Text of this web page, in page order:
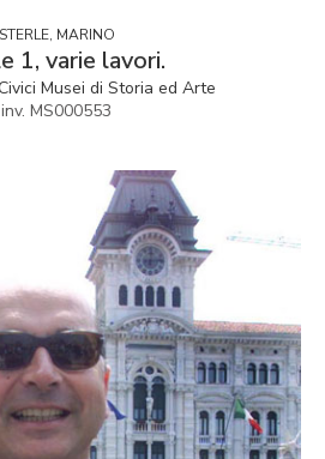
STERLE, MARINO
1, varie lavori.
Musei di Storia ed Arte
inv. MS000553